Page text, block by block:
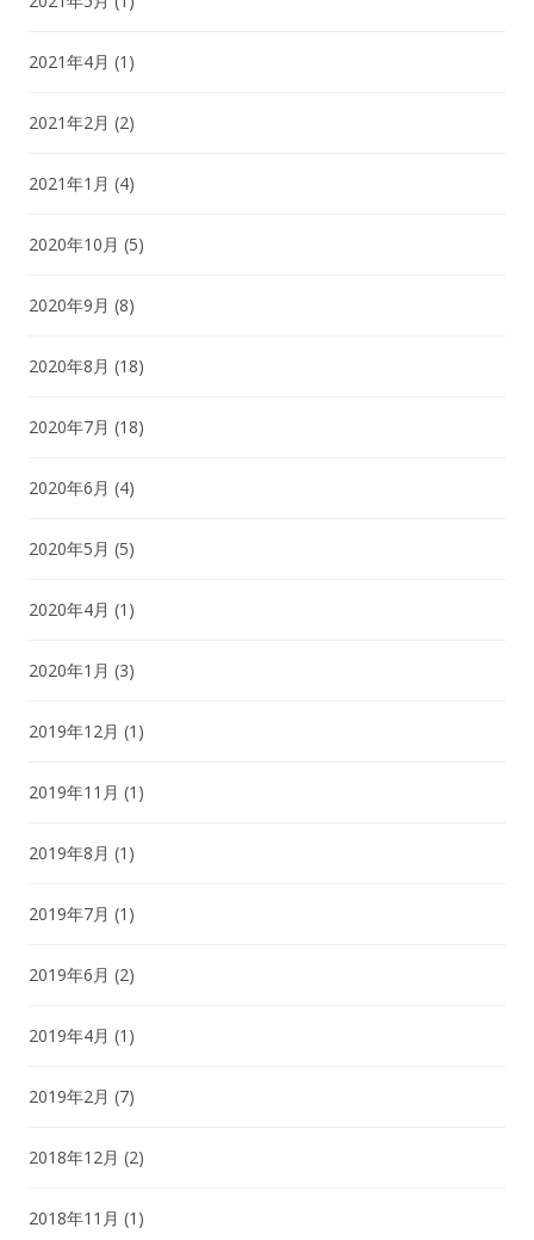
2021年4月 (1)
2021年2月 (2)
2021年1月 (4)
2020年10月 (5)
2020年9月 (8)
2020年8月 (18)
2020年7月 (18)
2020年6月 (4)
2020年5月 (5)
2020年4月 (1)
2020年1月 (3)
2019年12月 (1)
2019年11月 (1)
2019年8月 (1)
2019年7月 (1)
2019年6月 (2)
2019年4月 (1)
2019年2月 (7)
2018年12月 (2)
2018年11月 (1)